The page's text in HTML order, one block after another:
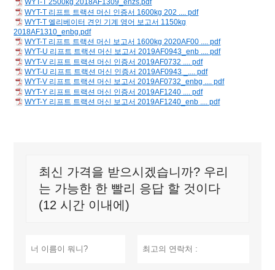
WYT-T 2500kg 2018AF1309_enzs.pdf
WYT-T 리프트 트랙션 머신 인증서 1600kg 202 .... pdf
WYT-T 엘리베이터 견인 기계 영어 보고서 1150kg
2018AF1310_enbg.pdf
WYT-T 리프트 트랙션 머신 보고서 1600kg 2020AF00 .... pdf
WYT-U 리프트 트랙션 머신 보고서 2019AF0943_enb .... pdf
WYT-V 리프트 트랙션 머신 인증서 2019AF0732 .... pdf
WYT-U 리프트 트랙션 머신 인증서 2019AF0943 _.... pdf
WYT-V 리프트 트랙션 머신 보고서 2019AF0732_enbg .... pdf
WYT-Y 리프트 트랙션 머신 인증서 2019AF1240 .... pdf
WYT-Y 리프트 트랙션 머신 보고서 2019AF1240_enb .... pdf
최신 가격을 받으시겠습니까? 우리
는 가능한 한 빨리 응답 할 것이다
(12 시간 이내에)